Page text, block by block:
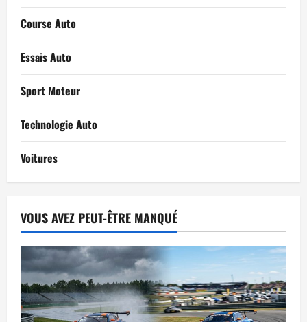
Course Auto
Essais Auto
Sport Moteur
Technologie Auto
Voitures
VOUS AVEZ PEUT-ÊTRE MANQUÉ